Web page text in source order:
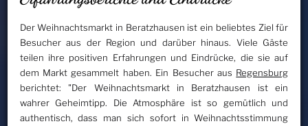
Der Weihnachtsmarkt in Beratzhausen ist ein beliebtes Ziel für
Besucher aus der Region und darüber hinaus. Viele Gäste
teilen ihre positiven Erfahrungen und Eindrücke, die sie auf
dem Markt gesammelt haben. Ein Besucher aus Regensburg
berichtet: "Der Weihnachtsmarkt in Beratzhausen ist ein
wahrer Geheimtipp. Die Atmosphäre ist so gemütlich und
authentisch, dass man sich sofort in Weihnachtsstimmung